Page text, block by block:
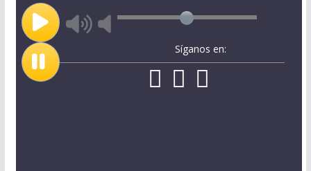
Síganos en: